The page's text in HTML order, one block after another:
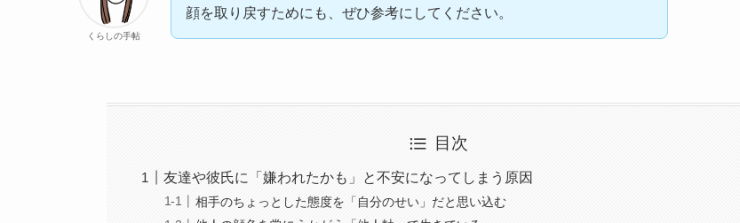
くらしの手帖
顔を取り戻すためにも、ぜひ参考にしてください。
目次
友達や彼氏に「嫌われたかも」と不安になってしまう原因
相手のちょっとした態度を「自分のせい」だと思い込む